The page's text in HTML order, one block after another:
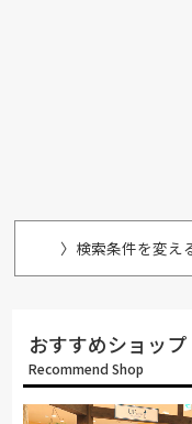
〉検索条件を変え
おすすめショップ
Recommend Shop